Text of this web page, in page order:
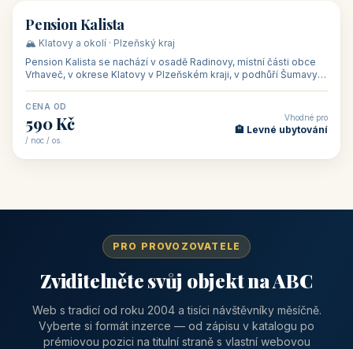
🏡 penzion
Pension Kalista
🏔️ Klatovy a okolí · Plzeňský kraj
Pension Kalista se nachází v osadě Radinovy, místní části obce
Vrhaveč, v okrese Klatovy v Plzeňském kraji, v podhůří Šumavy
CENA OD
590 Kč
/ noc / os.
Vhodné pro
🏨 Levné ubytování
PRO PROVOZOVATELE
Zviditelněte svůj objekt na ABC
Web s tradicí od roku 2004 a tisíci návštěvníky měsíčně.
Vyberte si formát inzerce — od zápisu v katalogu po
prémiovou pozici na titulní straně s vlastní webovou